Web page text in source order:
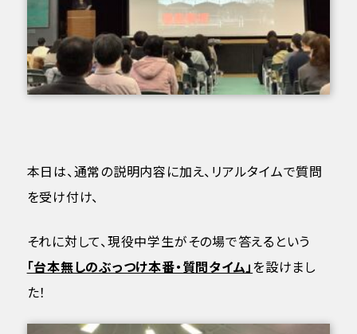
本日は、通常の説明内容に加え、リアルタイムで質問
を受け付け、
それに対して、現役中学生がその場で答えるという
「台本無しのぶっつけ本番・質問タイム」を設けまし
た！